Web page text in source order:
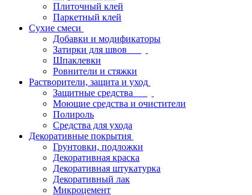
Плиточный клей
Паркетный клей
Сухие смеси
Добавки и модификаторы
Затирки для швов
Шпаклевки
Ровнители и стяжки
Растворители, защита и уход
Защитные средства
Моющие средства и очистители
Полироль
Средства для ухода
Декоративные покрытия
Грунтовки, подложки
Декоративная краска
Декоративная штукатурка
Декоративный лак
Микроцемент